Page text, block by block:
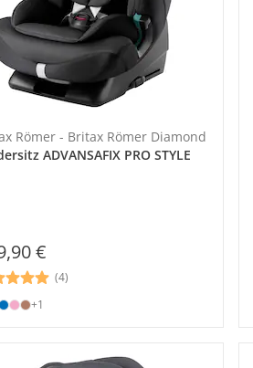
Römer - Britax Römer Diamond
ADVANSAFIX PRO STYLE
€
(4)
+1